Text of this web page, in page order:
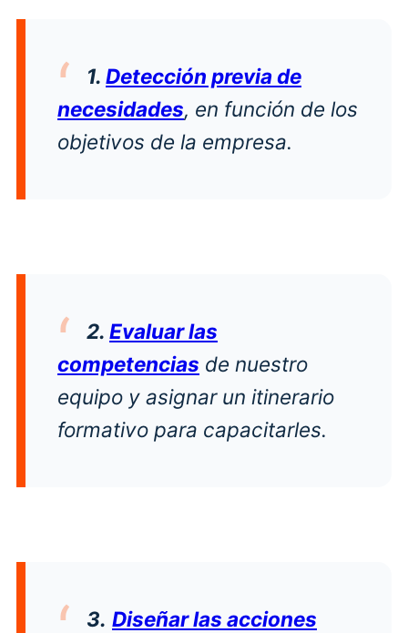
1. Detección previa de
necesidades, en función de los
objetivos de la empresa.
2. Evaluar las
competencias de nuestro
equipo y asignar un itinerario
formativo para capacitarles.
3. Diseñar las acciones